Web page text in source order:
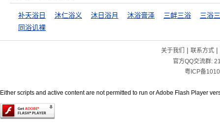
补天浴日 沐仁浴义 沐日浴月 沐浴膏泽 三衅三浴
三浴
同浴讥裸
关于我们 | 联系方式|
官方QQ交流群:
粤ICP备
Either scripts and active content are not permitted to run or Adobe Flash Player